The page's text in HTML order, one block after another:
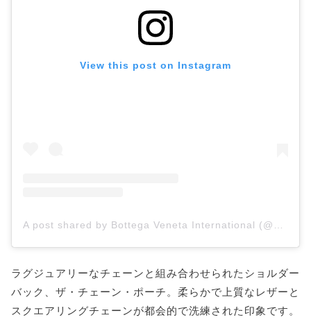
View this post on Instagram
ラグジュアリーなチェーンと組み合わせられたショルダー
バック、ザ・チェーン・ポーチ。柔らかで上質なレザーと
スクエアリングチェーンが都会的で洗練された印象です。